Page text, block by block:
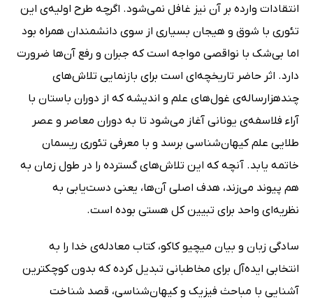
انتقادات وارده بر آن نیز غافل نمی‌شود. اگرچه طرح اولیه‌ی این
تئوری با شوق و هیجان بسیاری از سوی دانشمندان همراه بود
اما بی‌شک با نواقصی مواجه است که جبران و رفع آن‌ها ضرورت
دارد. اثر حاضر تاریخچه‌ای است برای بازنمایی تلاش‌های
چندهزارساله‌ی غول‌های علم و اندیشه که از دوران باستان با
آراء فلاسفه‌ی یونانی آغاز می‌شود تا به دوران معاصر و عصر
طلایی علم کیهان‌شناسی برسد و با معرفی تئوری ریسمان
خاتمه یابد. آنچه که این تلاش‌های گسترده را در طول زمان به
هم پیوند می‌زند، هدف اصلی آن‌ها، یعنی دست‌یابی به
نظریه‌ای واحد برای تبیین کل هستی بوده است.
سادگی زبان و بیان میچیو کاکو، کتاب معادله‌ی خدا را به
انتخابی ایده‌آل برای مخاطبانی تبدیل کرده که بدون کوچکترین
آشنایی با مباحث فیزیک و کیهان‌شناسی، قصد شناخت